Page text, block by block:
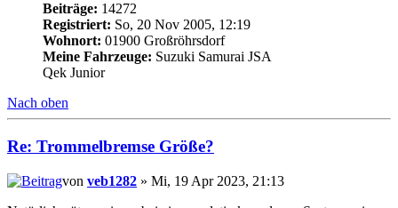
Beiträge: 14272
Registriert: So, 20 Nov 2005, 12:19
Wohnort: 01900 Großröhrsdorf
Meine Fahrzeuge: Suzuki Samurai JSA
Qek Junior
Nach oben
Re: Trommelbremse Größe?
von veb1282 » Mi, 19 Apr 2023, 21:13